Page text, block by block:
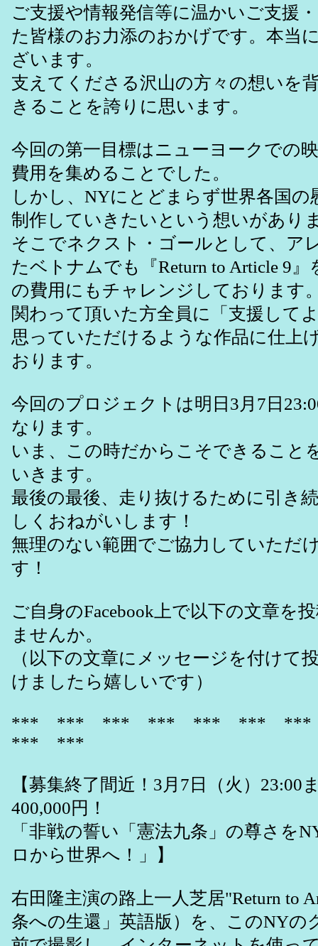
ご支援や情報発信等に温かいご支援
た皆様のお力添のおかげです。本当
ざいます。
支えてくださる沢山の方々の想いを
きることを誇りに思います。
今回の第一目標はニューヨークでの
費用を集めることでした。
しかし、NYにとどまらず世界各国の
制作していきたいという想いがあり
そこでネクスト・ゴールとして、ア
たベトナムでも『Return to Article 9
の費用にもチャレンジしております
関わって頂いた方全員に「支援して
思っていただけるような作品に仕上
おります。
今回のプロジェクトは明日3月7日
なります。
いま、この時だからこそできること
いきます。
最後の最後、走り抜けるために引き
しくおねがいします！
無理のない範囲でご協力していただ
す！
ご自身のFacebook上で以下の文章を
ませんか。
（以下の文章にメッセージを付けて
けましたら嬉しいです）
*** *** *** *** *** ***
*** ***
【募集終了間近！3月7日（火）23:00
400,000円！
「非戦の誓い「憲法九条」の尊さを
ロから世界へ！」】
右田隆主演の路上一人芝居"Return to
条への生還」英語版）を、このNYの